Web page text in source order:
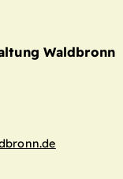
Waldbronn